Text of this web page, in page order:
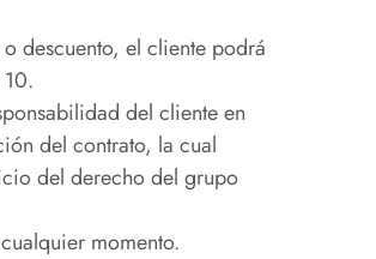
descuento, el cliente podrá
del cliente en
del contrato, la cual
del derecho del grupo
momento.